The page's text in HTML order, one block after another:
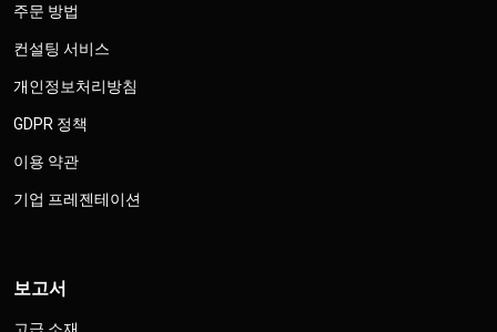
주문 방법
컨설팅 서비스
개인정보처리방침
GDPR 정책
이용 약관
기업 프레젠테이션
보고서
고급 소재